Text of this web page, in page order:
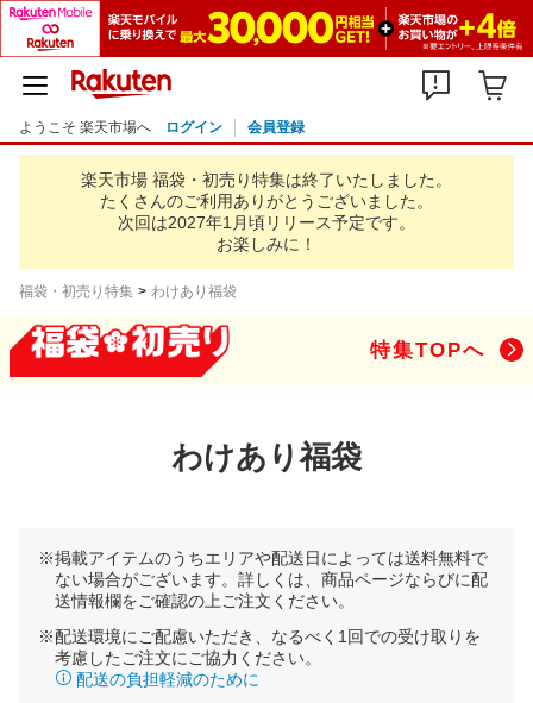
ようこそ 楽天市場へ ログイン 会員登録
楽天市場 福袋・初売り特集は終了いたしました。
たくさんのご利用ありがとうございました。
次回は2027年1月頃リリース予定です。
お楽しみに！
福袋・初売り特集 わけあり福袋
特集TOPへ
わけあり福袋
※掲載アイテムのうちエリアや配送日によっては送料無料で
ない場合がございます。詳しくは、商品ページならびに配
送情報欄をご確認の上ご注文ください。
※配送環境にご配慮いただき、なるべく1回での受け取りを
考慮したご注文にご協力ください。
配送の負担軽減のために